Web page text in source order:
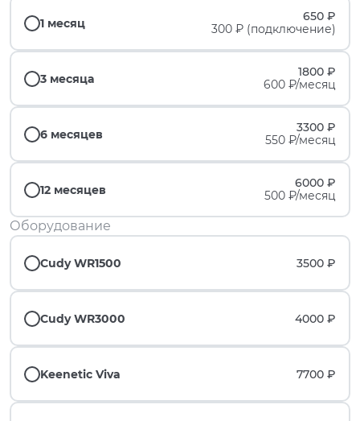
1 месяц
650 ₽
300 ₽ (подключение)
3 месяца
1800 ₽
600 ₽/месяц
6 месяцев
3300 ₽
550 ₽/месяц
12 месяцев
6000 ₽
500 ₽/месяц
Оборудование
Cudy WR1500 3500 ₽
Cudy WR3000 4000 ₽
Keenetic Viva 7700 ₽